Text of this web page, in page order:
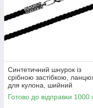
Синтетичний шнурок із
срібною застібкою,
для кулона, шийний
ремінець, підвіска
Готово до відправки 1000